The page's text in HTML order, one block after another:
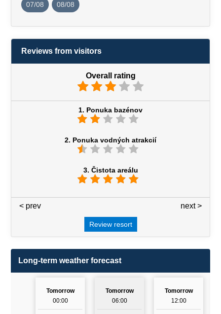
07/08 08/08
Reviews from visitors
Overall rating
1. Ponuka bazénov
2. Ponuka vodných atrakcií
3. Čistota areálu
next >
< prev
Review resort
Long-term weather forecast
Tomorrow
00:00
Tomorrow
06:00
Tomorrow
12:00